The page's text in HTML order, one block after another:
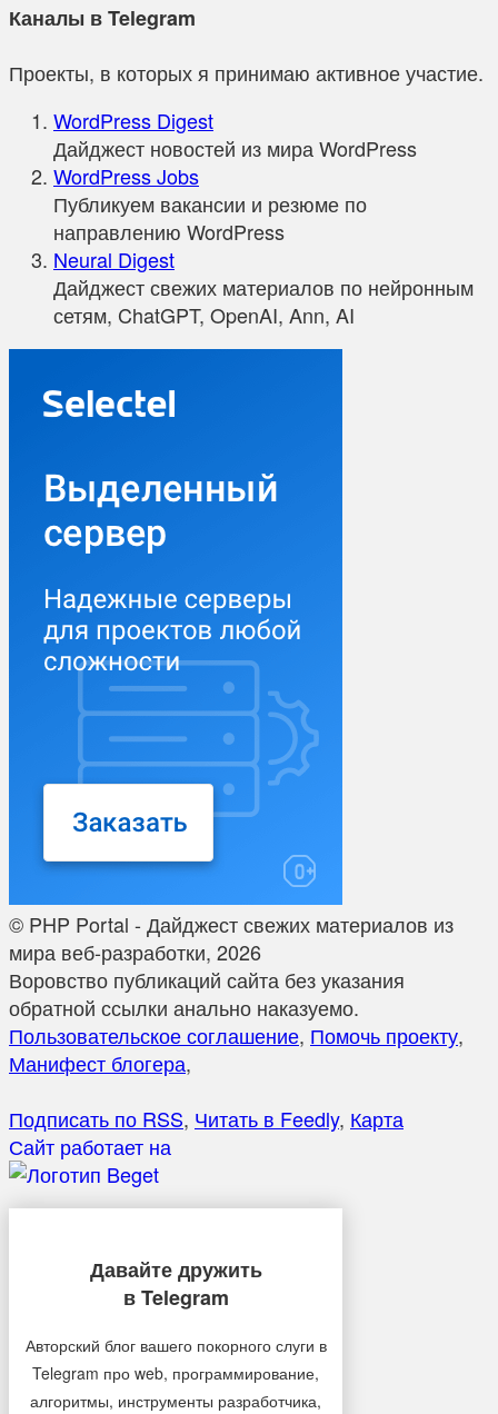
Каналы в Telegram
Проекты, в которых я принимаю активное участие.
WordPress Digest
Дайджест новостей из мира WordPress
WordPress Jobs
Публикуем вакансии и резюме по
направлению WordPress
Neural Digest
Дайджест свежих материалов по нейронным
сетям, ChatGPT, OpenAI, Ann, AI
© PHP Portal - Дайджест свежих материалов из
мира веб-разработки, 2026
Воровство публикаций сайта без указания
обратной ссылки анально наказуемо.
Пользовательское соглашение, Помочь проекту,
Манифест блогера,
Подписать по RSS, Читать в Feedly, Карта
Сайт работает на
Давайте дружить
в Telegram
Авторский блог вашего покорного слуги в
Telegram про web, программирование,
алгоритмы, инструменты разработчика,